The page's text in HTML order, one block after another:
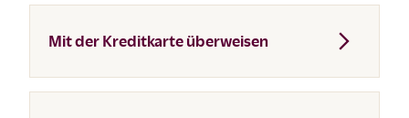
Mit der Kreditkarte überweisen